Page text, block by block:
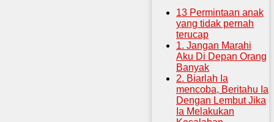
13 Permintaan anak
yang tidak pernah
terucap
1. Jangan Marahi
Aku Di Depan Orang
Banyak
2. Biarlah Ia
mencoba, Beritahu Ia
Dengan Lembut Jika
Ia Melakukan